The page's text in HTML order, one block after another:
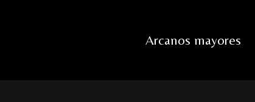
Arcanos mayores